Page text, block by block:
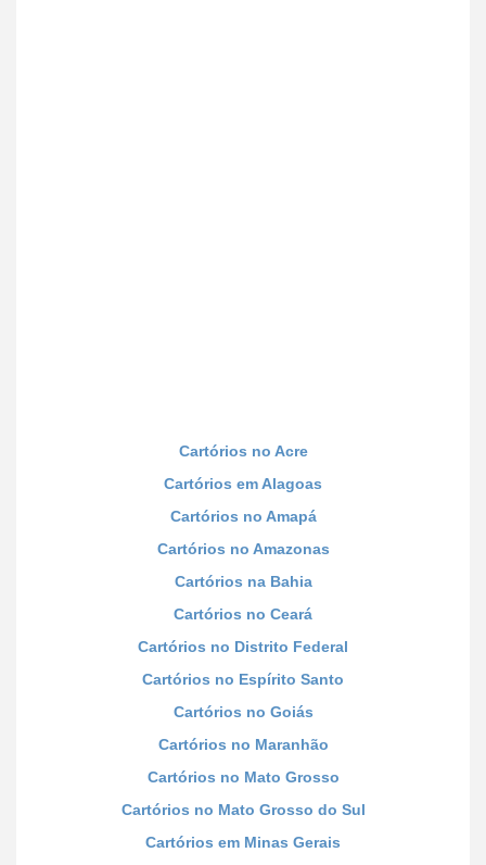
Cartórios no Acre
Cartórios em Alagoas
Cartórios no Amapá
Cartórios no Amazonas
Cartórios na Bahia
Cartórios no Ceará
Cartórios no Distrito Federal
Cartórios no Espírito Santo
Cartórios no Goiás
Cartórios no Maranhão
Cartórios no Mato Grosso
Cartórios no Mato Grosso do Sul
Cartórios em Minas Gerais